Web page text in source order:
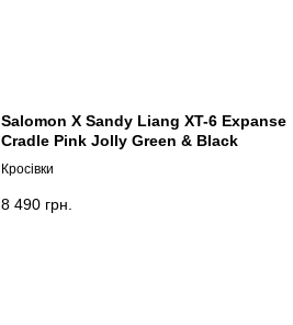
Salomon X Sandy Liang XT-6 Expanse
Cradle Pink Jolly Green & Black
Кросівки
8 490 грн.